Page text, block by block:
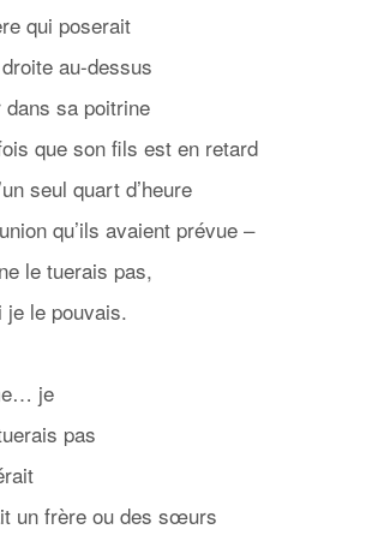
qui poserait
au-dessus
sa poitrine
que son fils est en retard
seul quart d’heure
qu’ils avaient prévue –
le tuerais pas,
je le pouvais.
je
pas
un frère ou des sœurs